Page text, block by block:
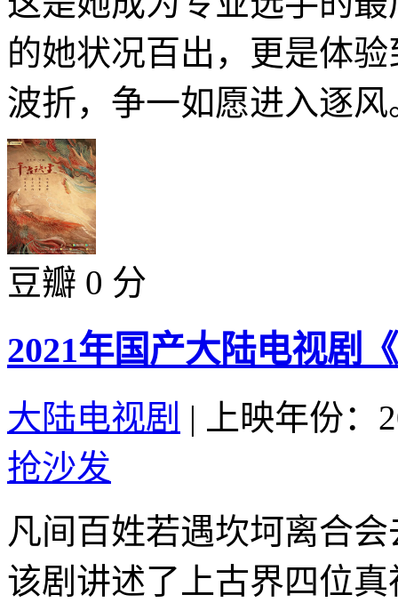
的她状况百出，更是体
波折，争一如愿进入逐
豆瓣 0 分
2021年国产大陆电视剧
大陆电视剧 |
上映年份：
抢沙发
凡间百姓若遇坎坷离合
该剧讲述了上古界四位